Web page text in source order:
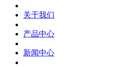
关于我们
产品中心
新闻中心